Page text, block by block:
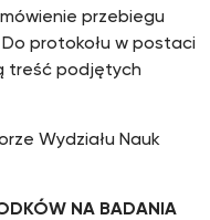
przebiegu
protokołu w postaci
treść podjętych
Wydziału Nauk
NA BADANIA